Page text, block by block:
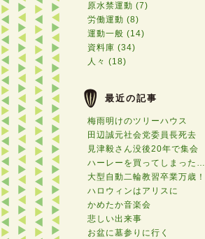
原水禁運動 (7)
労働運動 (8)
運動一般 (14)
資料庫 (34)
人々 (18)
最近の記事
梅雨明けのツリーハウス
田辺誠元社会党委員長死去
見津毅さん没後20年で集会
ハーレーを買ってしまった…
大型自動二輪教習卒業万歳！
ハロウィンはアリスに
かめたか音楽会
悲しい出来事
お盆に墓参りに行く